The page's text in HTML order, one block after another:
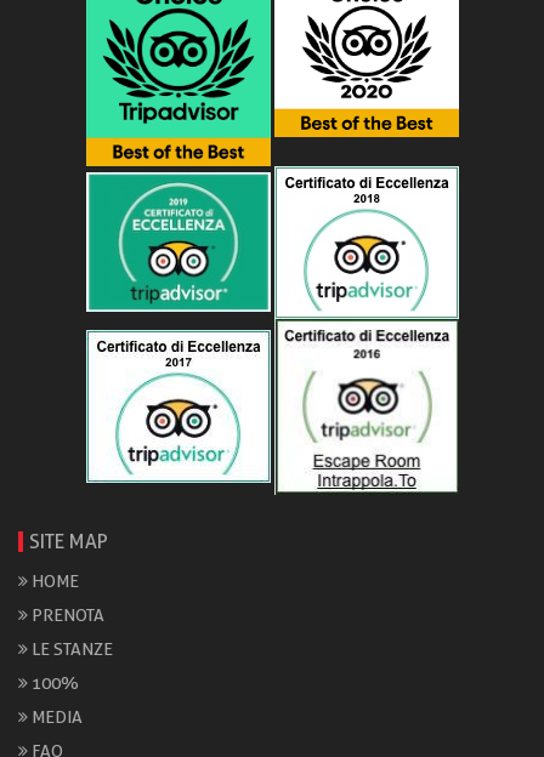
SITE MAP
HOME
PRENOTA
LE STANZE
100%
MEDIA
FAQ